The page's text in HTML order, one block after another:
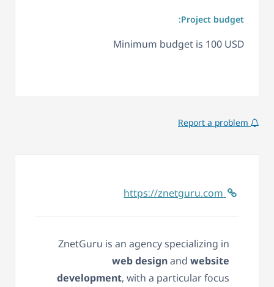
Project budget:
Minimum budget is 100 USD
ZnetGuru is an agency specializing in
web designand website
development, with a particular focus